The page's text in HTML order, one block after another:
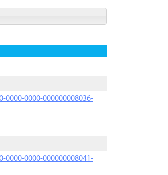
0000-0000-000000008036-
0000-0000-000000008041-